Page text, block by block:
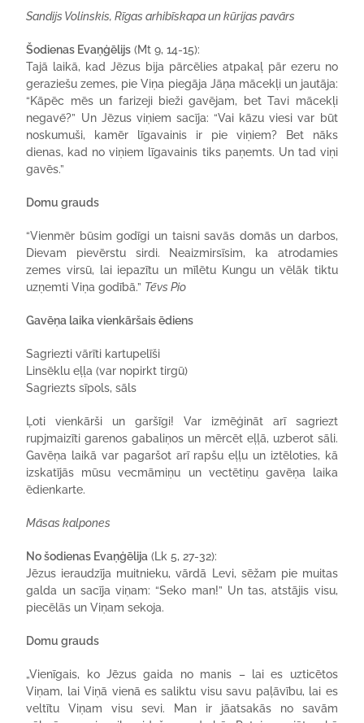
Sandijs Volinskis, Rīgas arhibīskapa un kūrijas pavārs
Šodienas Evaņģēlijs (Mt 9, 14-15):
Tajā laikā, kad Jēzus bija pārcēlies atpakaļ pār ezeru no
geraziešu zemes, pie Viņa piegāja Jāņa mācekļi un jautāja:
“Kāpēc mēs un farizeji bieži gavējam, bet Tavi mācekļi
negavē?” Un Jēzus viņiem sacīja: “Vai kāzu viesi var būt
noskumuši, kamēr līgavainis ir pie viņiem? Bet nāks
dienas, kad no viņiem līgavainis tiks paņemts. Un tad viņi
gavēs.”
Domu grauds
“Vienmēr būsim godīgi un taisni savās domās un darbos,
Dievam pievērstu sirdi. Neaizmirsīsim, ka atrodamies
zemes virsū, lai iepazītu un mīlētu Kungu un vēlāk tiktu
uzņemti Viņa godībā.” Tēvs Pio
Gavēņa laika vienkāršais ēdiens
Sagriezti vārīti kartupelīši
Linsēklu eļļa (var nopirkt tirgū)
Sagriezts sīpols, sāls
Ļoti vienkārši un garšīgi! Var izmēģināt arī sagriezt
rupjmaizīti garenos gabaliņos un mērcēt eļļā, uzberot sāli.
Gavēņa laikā var pagaršot arī rapšu eļļu un iztēloties, kā
izskatījās mūsu vecmāmiņu un vectētiņu gavēņa laika
ēdienkarte.
Māsas kalpones
No šodienas Evaņģēlija (Lk 5, 27-32):
Jēzus ieraudzīja muitnieku, vārdā Levi, sēžam pie muitas
galda un sacīja viņam: “Seko man!” Un tas, atstājis visu,
piecēlās un Viņam sekoja.
Domu grauds
„Vienīgais, ko Jēzus gaida no manis – lai es uzticētos
Viņam, lai Viņā vienā es saliktu visu savu paļāvību, lai es
veltītu Viņam visu sevi. Man ir jāatsakās no savām